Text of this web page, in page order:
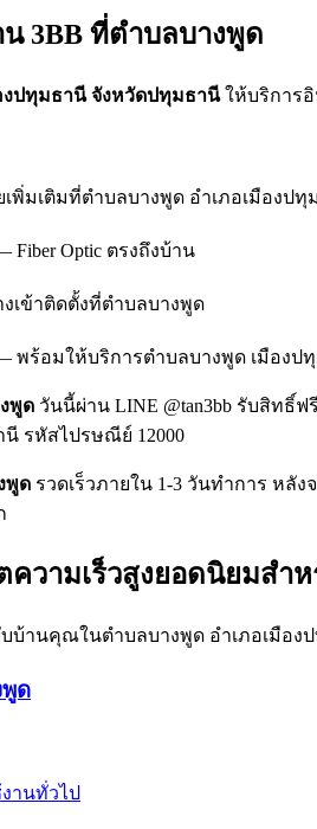
3BB ที่ตำบลบางพูด
งปทุมธานี จังหวัดปทุมธานีให้บริการอิ
พิ่มเติมที่ตำบลบางพูด อำเภอเมืองปทุ
Fiber Optic ตรงถึงบ้าน
เข้าติดตั้งที่ตำบลบางพูด
พร้อมให้บริการตำบลบางพูด เมืองป
พูด วันนี้ผ่าน LINE @tan3bb รับสิทธิ์
รหัสไปรษณีย์ 12000
พูด รวดเร็วภายใน 1-3 วันทำการ ห
ความเร็วสูงยอดนิยมสำ
บบ้านคุณในตำบลบางพูด อำเภอเมือ
ด
านทั่วไป